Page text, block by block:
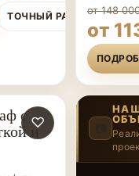
ТОЧНЫЙ РАСЧЁТот 148
от
♡
с
и
‹